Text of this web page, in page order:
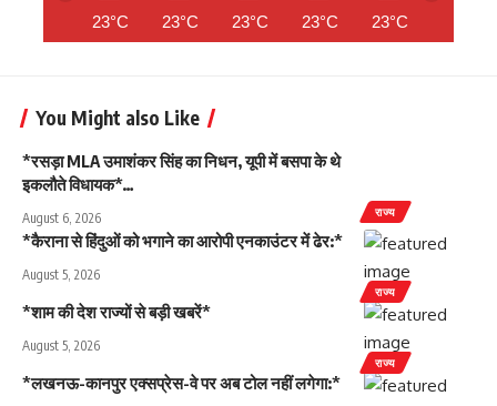
23°C 23°C 23°C 23°C 23°C
You Might also Like
राज्य
*रसड़ा MLA उमाशंकर सिंह का निधन, यूपी में बसपा के थे
इकलौते विधायक*…
August 6, 2026
राज्य
*कैराना से हिंदुओं को भगाने का आरोपी एनकाउंटर में ढेर:*
August 5, 2026
राज्य
*शाम की देश राज्यों से बड़ी खबरें*
August 5, 2026
*लखनऊ-कानपुर एक्सप्रेस-वे पर अब टोल नहीं लगेगा:*